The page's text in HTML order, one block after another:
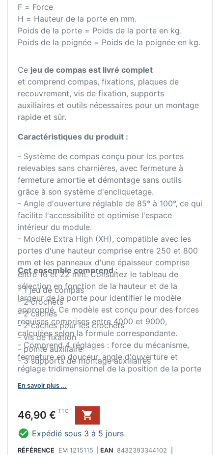
F = Force
H = Hauteur de la porte en mm.
Poids de la porte = Poids de la porte en kg.
Poids de la poignée = Poids de la poignée en kg.
Ce jeu de compas est livré complet
et comprend compas, fixations, plaques de
recouvrement, vis de fixation, supports
auxiliaires et outils nécessaires pour un montage
rapide et sûr.
Caractéristiques du produit :
- Système de compas conçu pour les portes
relevables sans charnières, avec fermeture à
fermeture amortie et démontage sans outils
grâce à son système d'encliquetage.
- Angle d'ouverture réglable de 85° à 100°, ce qui
facilite l'accessibilité et optimise l'espace
intérieur du module.
- Modèle Extra High (XH), compatible avec les
portes d'une hauteur comprise entre 250 et 800
mm et les panneaux d'une épaisseur comprise
entre 16 et 22 mm. Consultez le tableau de
sélection en fonction de la hauteur et de la
largeur de la porte pour identifier le modèle
approprié. Ce modèle est conçu pour des forces
requises comprises entre 4000 et 9000,
calculées selon la formule correspondante.
- Comprend 4 réglages : force du mécanisme,
fermeture en douceur, angle d'ouverture et
réglage tridimensionnel de la position de la porte
- Fabriqué en acier et en plastique, finition
Cet ensemble comprend :
- 1 jeu de compas
- 2 crochets
- 2 caches
- 2 caches pour les crochets
- vis de fixation
- pointe auxiliaire
- 3 supports de montage auxiliaires
En savoir plus ...
Prix
46,90 € TTC

 Expédié sous 3 à 5 jours
RÉFÉRENCE EM 1215115 EAN 8432393344102